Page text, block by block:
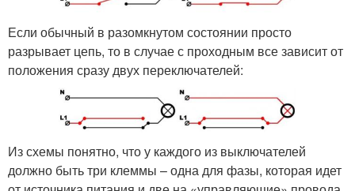
Если обычный в разомкнутом состоянии просто
разрывает цепь, то в случае с проходным все зависит от
положения сразу двух переключателей:
Из схемы понятно, что у каждого из выключателей
должно быть три клеммы – одна для фазы, которая идет